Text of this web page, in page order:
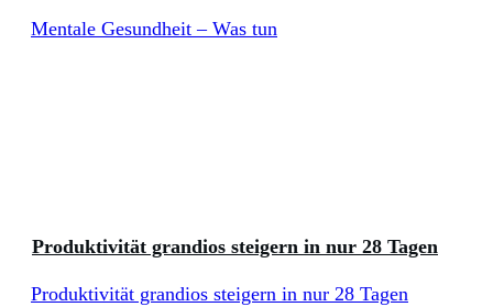
Mentale Gesundheit – Was tun
Produktivität grandios steigern in nur 28 Tagen
Produktivität grandios steigern in nur 28 Tagen